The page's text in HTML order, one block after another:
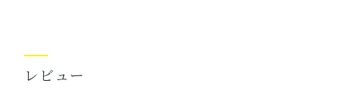
レビュー